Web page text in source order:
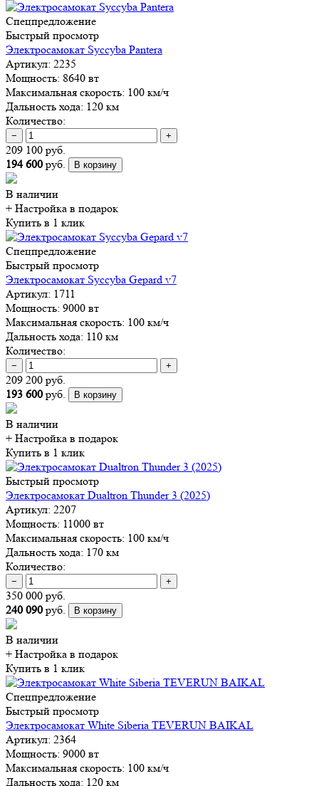
Спецпредложение
Быстрый просмотр
Электросамокат Syccyba Pantera
Артикул: 2235
Мощность: 8640 вт
Максимальная скорость: 100 км/ч
Дальность хода: 120 км
Количество:
− +
209 100 руб.
194 600 руб. В корзину
В наличии
+ Настройка в подарок
Купить в 1 клик
Спецпредложение
Быстрый просмотр
Электросамокат Syccyba Gepard v7
Артикул: 1711
Мощность: 9000 вт
Максимальная скорость: 100 км/ч
Дальность хода: 110 км
Количество:
− +
209 200 руб.
193 600 руб. В корзину
В наличии
+ Настройка в подарок
Купить в 1 клик
Быстрый просмотр
Электросамокат Dualtron Thunder 3 (2025)
Артикул: 2207
Мощность: 11000 вт
Максимальная скорость: 100 км/ч
Дальность хода: 170 км
Количество:
− +
350 000 руб.
240 090 руб. В корзину
В наличии
+ Настройка в подарок
Купить в 1 клик
Спецпредложение
Быстрый просмотр
Электросамокат White Siberia TEVERUN BAIKAL
Артикул: 2364
Мощность: 9000 вт
Максимальная скорость: 100 км/ч
Дальность хода: 120 км